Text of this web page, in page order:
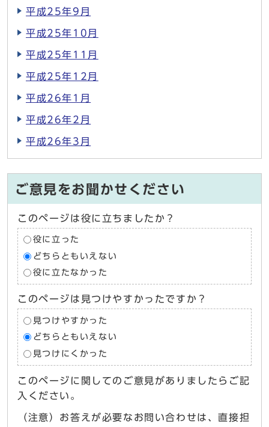
平成25年9月
平成25年10月
平成25年11月
平成25年12月
平成26年1月
平成26年2月
平成26年3月
ご意見をお聞かせください
このページは役に立ちましたか？
役に立った
どちらともいえない
役に立たなかった
このページは見つけやすかったですか？
見つけやすかった
どちらともいえない
見つけにくかった
このページに関してのご意見がありましたらご記
入ください。
（注意）お答えが必要なお問い合わせは、直接担